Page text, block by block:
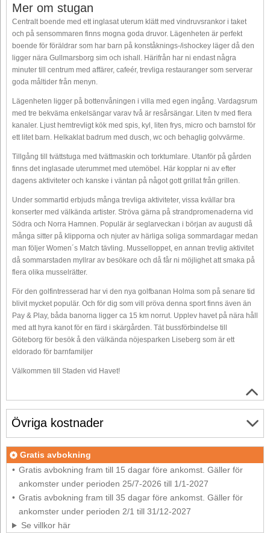
Mer om stugan
Centralt boende med ett inglasat uterum klätt med vindruvsrankor i taket
och på sensommaren finns mogna goda druvor. Lägenheten är perfekt
boende för föräldrar som har barn på konståknings-/ishockey läger då den
ligger nära Gullmarsborg sim och ishall. Härifrån har ni endast några
minuter till centrum med affärer, cafeér, trevliga restauranger som serverar
goda måltider från menyn.
Lägenheten ligger på bottenvåningen i villa med egen ingång. Vardagsrum
med tre bekväma enkelsängar varav två är resårsängar. Liten tv med flera
kanaler. Ljust hemtrevligt kök med spis, kyl, liten frys, micro och barnstol för
ett litet barn. Helkaklat badrum med dusch, wc och behaglig golvvärme.
Tillgång till tvättstuga med tvättmaskin och torktumlare. Utanför på gården
finns det inglasade uterummet med utemöbel. Här kopplar ni av efter
dagens aktiviteter och kanske i väntan på något gott grillat från grillen.
Under sommartid erbjuds många trevliga aktiviteter, vissa kvällar bra
konserter med välkända artister. Ströva gärna på strandpromenaderna vid
Södra och Norra Hamnen. Populär är seglarveckan i början av augusti då
många sitter på klipporna och njuter av härliga soliga sommardagar medan
man följer Women´s Match tävling. Musselloppet, en annan trevlig aktivitet
då sommarstaden myllrar av besökare och då får ni möjlighet att smaka på
flera olika musselrätter.
För den golfintresserad har vi den nya golfbanan Holma som på senare tid
blivit mycket populär. Och för dig som vill pröva denna sport finns även än
Pay & Play, båda banorna ligger ca 15 km norrut. Upplev havet på nära håll
med att hyra kanot för en färd i skärgården. Tät bussförbindelse till
Göteborg för besök å den välkända nöjesparken Liseberg som är ett
eldorado för barnfamiljer
Välkommen till Staden vid Havet!
Övriga kostnader
Gratis avbokning
Gratis avbokning fram till 15 dagar före ankomst. Gäller för
ankomster under perioden 25/7-2026 till 1/1-2027
Gratis avbokning fram till 35 dagar före ankomst. Gäller för
ankomster under perioden 2/1 till 31/12-2027
Se villkor här